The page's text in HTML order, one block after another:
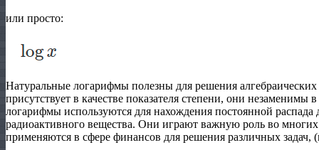
или просто:
Натуральные логарифмы полезны для решения
присутствует в качестве показателя степени, они незаменимы
логарифмы используются для нахождения постоянной распада
радиоактивного вещества. Они играют важную роль во
применяются в сфере финансов для решения различных